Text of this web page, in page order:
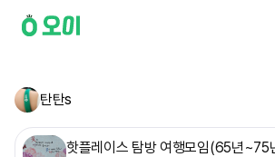
탄탄s
핫플레이스 탐방 여행모임(65년~75